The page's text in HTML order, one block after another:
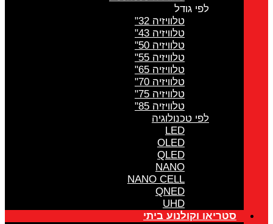
לפי גודל
טלוויזיה 32"
טלוויזיה 43"
טלוויזיה 50"
טלוויזיה 55"
טלוויזיה 65"
טלוויזיה 70"
טלוויזיה 75"
טלוויזיה 85"
לפי טכנולוגיה
LED
OLED
QLED
NANO
NANO CELL
QNED
UHD
סטריאו וקולנוע ביתי